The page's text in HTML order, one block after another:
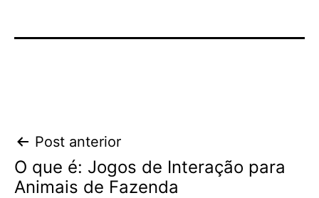
Navegação
de
Post anterior
O que é: Jogos de Interação para
Animais de Fazenda